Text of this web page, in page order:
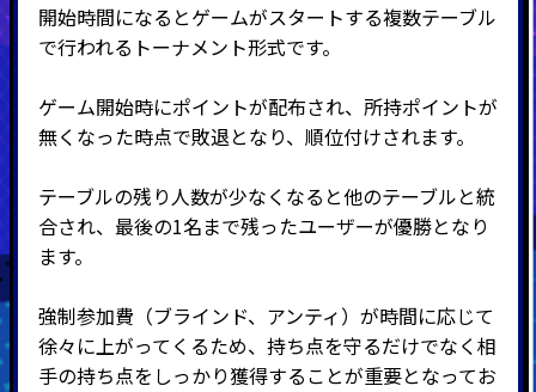
開始時間になるとゲームがスタートする複数テーブル
で行われるトーナメント形式です。
ゲーム開始時にポイントが配布され、所持ポイントが
無くなった時点で敗退となり、順位付けされます。
テーブルの残り人数が少なくなると他のテーブルと統
合され、最後の1名まで残ったユーザーが優勝となり
ます。
強制参加費（ブラインド、アンティ）が時間に応じて
徐々に上がってくるため、持ち点を守るだけでなく相
手の持ち点をしっかり獲得することが重要となってお